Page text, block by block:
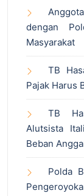
dengan
Masyarakat
TB
Pajak Harus
TB
Alutsista
Beban
Polda